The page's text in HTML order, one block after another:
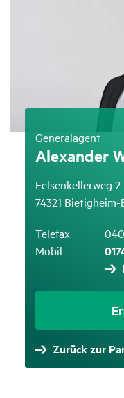
Generalagent
Alex­ander
Felsenkellerweg 2
74321 Bietigheim-
Telefax
Mobil
Zurück zur